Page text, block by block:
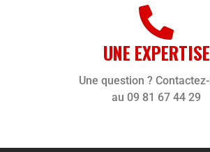
UNE EXPERTISE
Une question ?
au 09 81 67 44 29